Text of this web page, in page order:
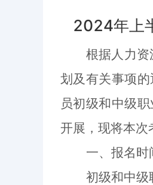
2024年上
根据人力资
划及有关事项
员初级和中级
开展，现将本次
一、报名时
初级和中级